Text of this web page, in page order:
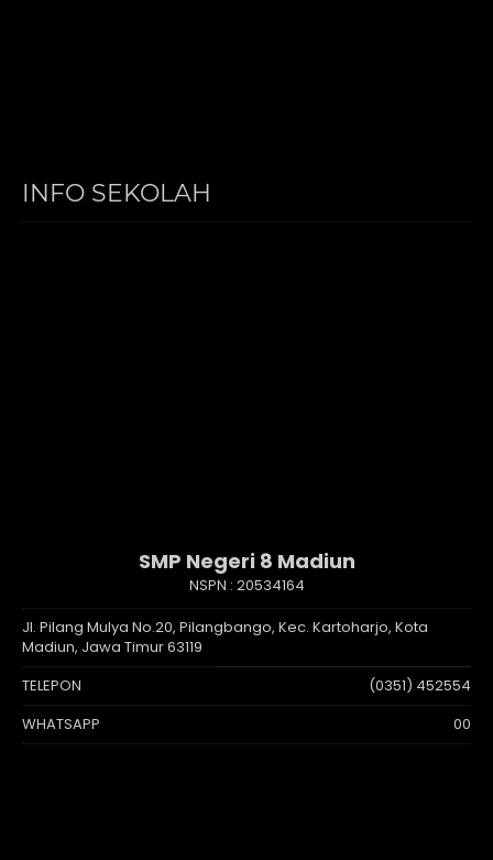
INFO SEKOLAH
SMP Negeri 8 Madiun
NSPN : 20534164
Jl. Pilang Mulya No.20, Pilangbango, Kec. Kartoharjo, Kota
Madiun, Jawa Timur 63119
TELEPON
(0351) 452554
WHATSAPP
00